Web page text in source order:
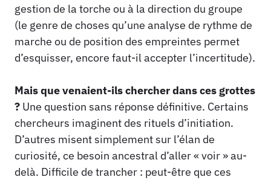
gestion de la torche ou à la direction du groupe
(le genre de choses qu’une analyse de rythme de
marche ou de position des empreintes permet
d’esquisser, encore faut-il accepter l’incertitude).
Mais que venaient-ils chercher dans ces grottes
? Une question sans réponse définitive. Certains
chercheurs imaginent des rituels d’initiation.
D’autres misent simplement sur l’élan de
curiosité, ce besoin ancestral d’aller « voir » au-
delà. Difficile de trancher : peut-être que ces